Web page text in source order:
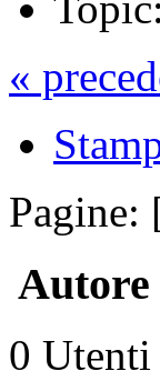
«
Pagine:
Autore
0 Utenti